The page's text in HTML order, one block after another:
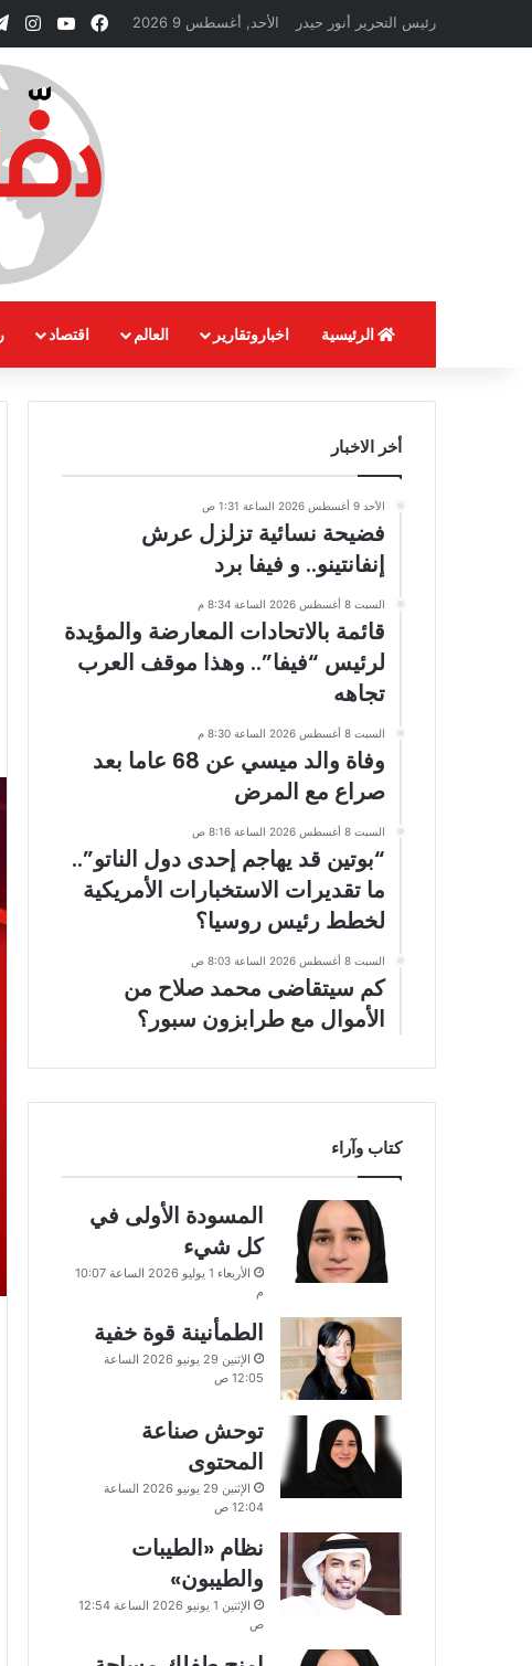
رئيس التحرير أنور حيدر الأحد, أغسطس 9 2026 فيسبوك
الرئيسية اخباروتقارير العالم اقتصاد
أخر الاخبار
الأحد 9 أغسطس 2026 الساعة 1:31 ص
فضيحة نسائية تزلزل عرش
إنفانتينو.. و فيفا برد
السبت 8 أغسطس 2026 الساعة 8:34 م
قائمة بالاتحادات المعارضة والمؤيدة
لرئيس “فيفا”.. وهذا موقف العرب
تجاهه
السبت 8 أغسطس 2026 الساعة 8:30 م
وفاة والد ميسي عن 68 عاما بعد
صراع مع المرض
السبت 8 أغسطس 2026 الساعة 8:16 ص
“بوتين قد يهاجم إحدى دول الناتو”..
ما تقديرات الاستخبارات الأمريكية
لخطط رئيس روسيا؟
السبت 8 أغسطس 2026 الساعة 8:03 ص
كم سيتقاضى محمد صلاح من
الأموال مع طرابزون سبور؟
كتاب وآراء
المسودة الأولى في
كل شيء
الأربعاء 1 يوليو 2026 الساعة 10:07
م
الطمأنينة قوة خفية
الإثنين 29 يونيو 2026 الساعة
12:05 ص
توحش صناعة
المحتوى
الإثنين 29 يونيو 2026 الساعة
12:04 ص
نظام «الطيبات
والطيبون»
الإثنين 1 يونيو 2026 الساعة 12:54
ص